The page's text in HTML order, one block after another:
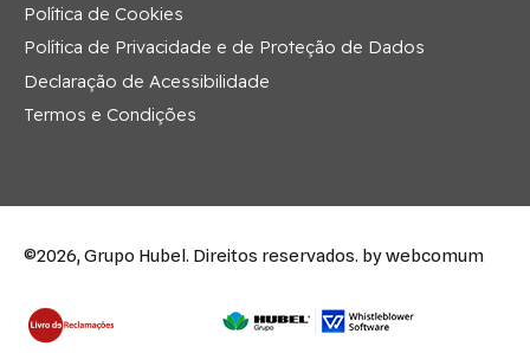
Política de Cookies
Política de Privacidade e de Proteção de Dados
Declaração de Acessibilidade
Termos e Condições
©2026, Grupo Hubel. Direitos reservados. by webcomum